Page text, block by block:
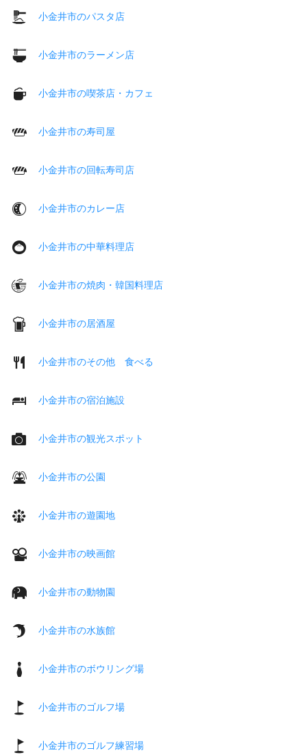
小金井市のパスタ店
小金井市のラーメン店
小金井市の喫茶店・カフェ
小金井市の寿司屋
小金井市の回転寿司店
小金井市のカレー店
小金井市の中華料理店
小金井市の焼肉・韓国料理店
小金井市の居酒屋
小金井市のその他 食べる
小金井市の宿泊施設
小金井市の観光スポット
小金井市の公園
小金井市の遊園地
小金井市の映画館
小金井市の動物園
小金井市の水族館
小金井市のボウリング場
小金井市のゴルフ場
小金井市のゴルフ練習場